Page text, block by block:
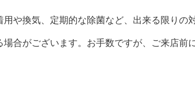
や換気、定期的な除菌など、出来る限りの
合がございます。お手数ですが、ご来店前